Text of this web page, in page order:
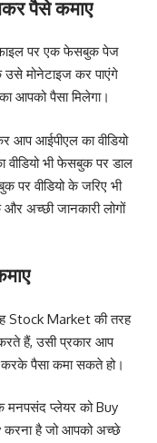
पैसे कमाए
पर एक फेसबुक पेज
उसे मोनेटाइज कर पाएंगे
आपको पैसा मिलेगा।
आप आईपीएल का वीडियो
भी फेसबुक पर डाल
वीडियो के जरिए भी
अच्छी जानकारी लोगों
Stock Market की तरह
हैं, उसी प्रकार आप
पैसा कमा सकते हो।
प्लेयर को Buy
करना है जो आपको अच्छे